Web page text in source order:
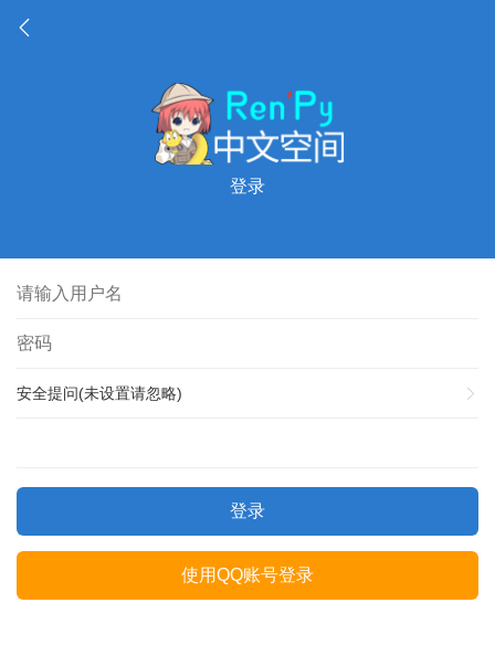
登录
安全提问(未设置请忽略)
登录
使用QQ账号登录